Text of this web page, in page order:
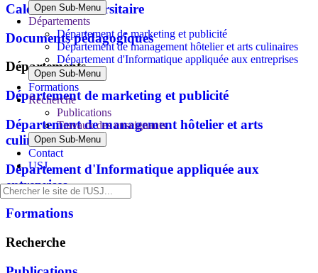
Open Sub-Menu
Départements
Département de marketing et publicité
Département de management hôtelier et arts culinaires
Département d'Informatique appliquée aux entreprises
Open Sub-Menu
Formations
Recherche
Publications
Travaux des enseignants
Open Sub-Menu
Contact
USJ
Calendrier universitaire
Documents pédagogiques
Départements
Département de marketing et publicité
Département de management hôtelier et arts
culinaires
Département d'Informatique appliquée aux
entreprises
Formations
Recherche